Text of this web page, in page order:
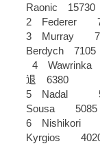
Raonic
2 Federer
3 Murray
Berdych
4
退 6380
5 Nadal
Sousa 5085
6 Nishikori
Kyrgios